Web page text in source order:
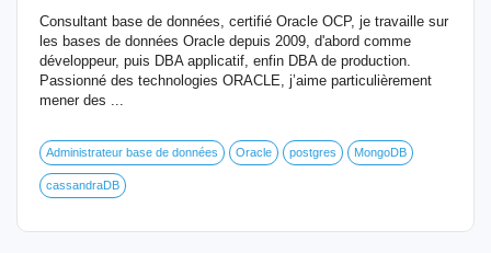
Consultant base de données, certifié Oracle OCP, je travaille sur
les bases de données Oracle depuis 2009, d'abord comme
développeur, puis DBA applicatif, enfin DBA de production.
Passionné des technologies ORACLE, j’aime particulièrement
mener des ...
Administrateur base de données Oracle postgres MongoDB
cassandraDB